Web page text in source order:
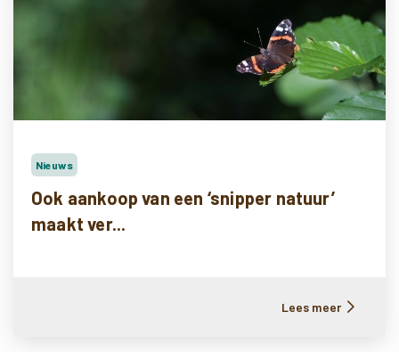
Nieuws
Ook aankoop van een ‘snipper natuur’
maakt ver...
Lees meer